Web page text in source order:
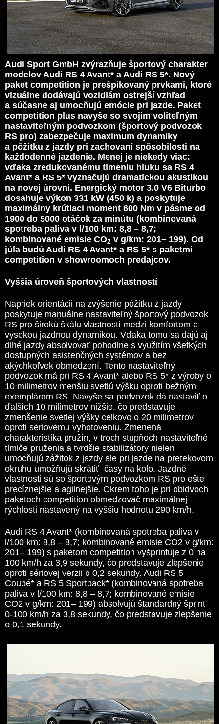
Audi Sport GmbH zvýrazňuje športový charakter
modelov Audi RS 4 Avant* a Audi RS 5*. Nový
paket competition je prešpikovaný prvkami, ktoré
vizuálne dodávajú vozidlám ostrejší vzhľad
a súčasne aj umocňujú emócie pri jazde. Paket
competition plus navyše so svojim voliteľným
nastaviteľným podvozkom (športový podvozok
RS pro) zabezpečuje maximum dynamiky
a pôžitku z jazdy pri zachovaní spôsobilosti na
každodenné jazdenie. Menej je niekedy viac:
vďaka zredukovanému tlmeniu hluku sa RS 4
Avant* a RS 5* vyznačujú dramatickou akustikou
na novej úrovni. Energický motor 3.0 V6 Biturbo
dosahuje výkon 331 kW (450 k) a poskytuje
maximálny krútiaci moment 600 Nm v pásme od
1900 do 5000 otáčok za minútu (kombinovaná
spotreba paliva v l/100 km: 8,8 – 8,7;
kombinované emisie CO2 v g/km: 201– 199). Od
júla budú Audi RS 4 Avant* a RS 5* s paketmi
competition v showroomoch predajcov.
Vyššia úroveň športových vlastností
Napriek orientácii na zvýšenie pôžitku z jazdy
poskytuje manuálne nastaviteľný športový podvozok
RS pro širokú škálu vlastností medzi komfortom a
vysokou jazdnou dynamikou. Vďaka tomu sa dajú aj
dlhé jazdy absolvovať pohodlne s využitím všetkých
dostupných asistenčných systémov a bez
akýchkoľvek obmedzení. Tento nastaviteľný
podvozok má pri RS 4 Avant* alebo RS 5* z výroby o
10 milimetrov menšiu svetlú výšku oproti bežným
exemplárom RS. Navyše sa podvozok dá nastaviť o
ďalších 10 milimetrov nižšie, čo predstavuje
zmenšenie svetlej výšky celkovo o 20 milimetrov
oproti sériovému vyhotoveniu. Zmenená
charakteristika pružín, v troch stupňoch nastaviteľné
tlmiče pruženia a tvrdšie stabilizátory nielen
umocňujú zážitok z jazdy ale pri jazde na pretekovom
okruhu umožňujú skrátiť časy na kolo. Jazdné
vlastnosti sú so športovým podvozkom RS pro ešte
precíznejšie a agilnejšie. Okrem toho je pri obidvoch
paketoch competition obmedzovač maximálnej
rýchlosti nastavený na vyššiu hodnotu 290 km/h.
Audi RS 4 Avant* (kombinovaná spotreba paliva v
l/100 km: 8,8 – 8,7; kombinované emisie CO2 v g/km:
201– 199) s paketom competition vyšprintuje z 0 na
100 km/h za 3,9 sekundy, čo predstavuje zlepšenie
oproti sériovej verzii o 0,2 sekundy. Audi RS 5
Coupé* a RS 5 Sportback* (kombinovaná spotreba
paliva v l/100 km: 8,8 – 8,7; kombinované emisie
CO2 v g/km: 201– 199) absolvujú štandardný šprint
0-100 km/h za 3,8 sekundy, čo predstavuje zlepšenie
o 0,1 sekundy.